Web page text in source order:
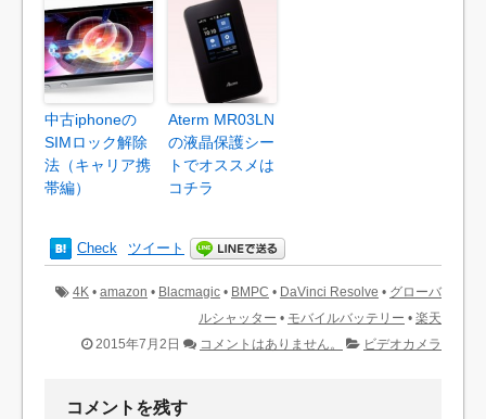
中古iphoneの
SIMロック解除
法（キャリア携
帯編）
Aterm MR03LN
の液晶保護シー
トでオススメは
コチラ
Check ツイート
4K • amazon • Blacmagic • BMPC • DaVinci Resolve • グローバ
ルシャッター • モバイルバッテリー • 楽天
2015年7月2日
コメントはありません。 ビデオカメラ
コメントを残す